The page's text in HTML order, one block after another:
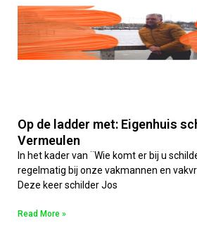
Op de ladder met: Eigenhuis
Vermeulen
In het kader van ¨Wie komt er bij u
regelmatig bij onze vakmannen en
Deze keer schilder Jos
Read More »